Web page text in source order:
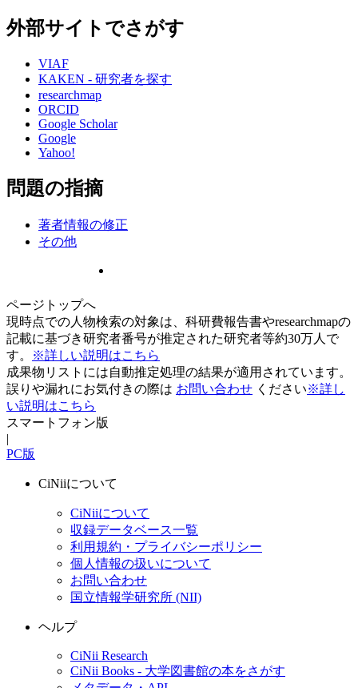
外部サイトでさがす
VIAF
KAKEN - 研究者を探す
researchmap
ORCID
Google Scholar
Google
Yahoo!
問題の指摘
著者情報の修正
その他
ページトップへ
現時点での人物検索の対象は、科研費報告書やresearchmapの
記載に基づき研究者番号が推定された研究者等約30万人で
す。
※詳しい説明はこちら
成果物リストには自動推定処理の結果が適用されています。
誤りや漏れにお気付きの際は お問い合わせ ください※詳し
い説明はこちら
スマートフォン版
|
PC版
CiNiiについて
CiNiiについて
収録データベース一覧
利用規約・プライバシーポリシー
個人情報の扱いについて
お問い合わせ
国立情報学研究所 (NII)
ヘルプ
CiNii Research
CiNii Books - 大学図書館の本をさがす